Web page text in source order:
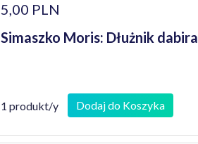
5,00 PLN
Simaszko Moris: Dłużnik dabira
1 produkt/y Dodaj do Koszyka